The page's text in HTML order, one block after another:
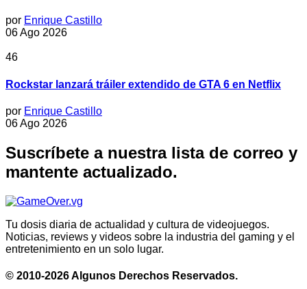
por Enrique Castillo
06 Ago 2026
46
Rockstar lanzará tráiler extendido de GTA 6 en Netflix
por Enrique Castillo
06 Ago 2026
Suscríbete a nuestra lista de correo y
mantente actualizado.
Tu dosis diaria de actualidad y cultura de videojuegos.
Noticias, reviews y videos sobre la industria del gaming y el
entretenimiento en un solo lugar.
© 2010-2026 Algunos Derechos Reservados.